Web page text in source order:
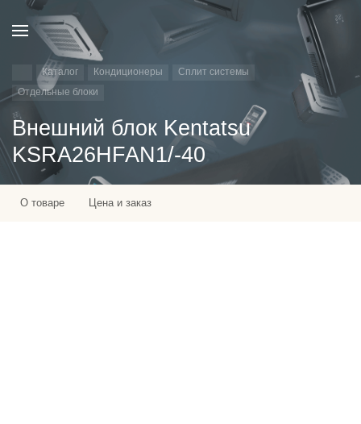
Каталог Кондиционеры
Сплит системы
Отдельные блоки
Внешний блок Kentatsu
KSRA26HFAN1/-40
О товаре Цена и заказ